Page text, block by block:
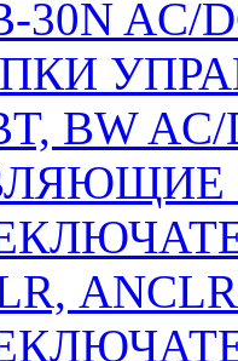
30N AC/
BW AC/
АNСLR